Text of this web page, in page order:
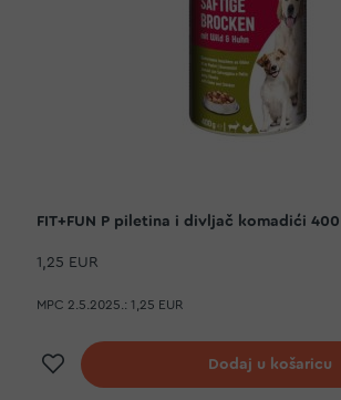
FIT+FUN P piletina i divljač komadići
1,25 EUR
MPC 2.5.2025.: 1,25 EUR
Dodaj na listu želja
Dodaj u košaricu